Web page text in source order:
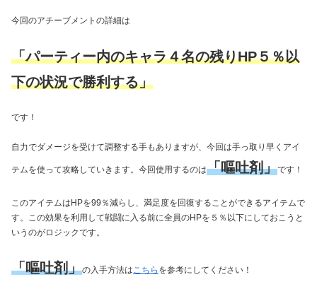
今回のアチーブメントの詳細は
「パーティー内のキャラ４名の残りHP５％以
下の状況で勝利する」
です！
自力でダメージを受けて調整する手もありますが、今回は手っ取り早くアイ
テムを使って攻略していきます。今回使用するのは「嘔吐剤」です！
このアイテムはHPを99％減らし、満足度を回復することができるアイテムで
す。この効果を利用して戦闘に入る前に全員のHPを５％以下にしておこうと
いうのがロジックです。
「嘔吐剤」の入手方法はこちら を参考にしてください！